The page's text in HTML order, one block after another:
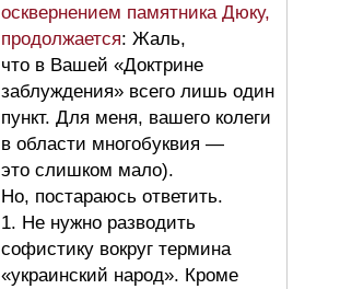
осквернением памятника Дюку,
продолжается: Жаль,
что в Вашей «Доктрине
заблуждения» всего лишь один
пункт. Для меня, вашего колеги
в области многобуквия —
это слишком мало).
Но, постараюсь ответить.
1. Не нужно разводить
софистику вокруг термина
«украинский народ». Кроме